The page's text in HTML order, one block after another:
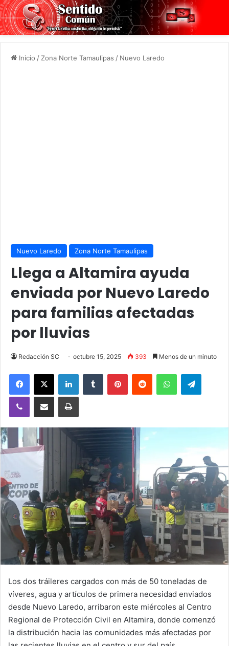
Inicio / Zona Norte Tamaulipas / Nuevo Laredo
Nuevo Laredo Zona Norte Tamaulipas
Llega a Altamira ayuda
enviada por Nuevo Laredo
para familias afectadas
por lluvias
Redacción SC octubre 15, 2025 393 Menos de un minuto
Facebook
X LinkedInTumblr PinterestReddit WhatsApp
Viber Compartir vía email Imprimir
Los dos tráileres cargados con más de 50 toneladas de
víveres, agua y artículos de primera necesidad enviados
desde Nuevo Laredo, arribaron este miércoles al Centro
Regional de Protección Civil en Altamira, donde comenzó
la distribución hacia las comunidades más afectadas por